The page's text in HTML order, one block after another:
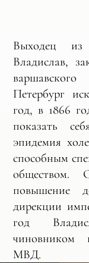
Выходец из
Владислав,
Петербург
год, в 1866
показать
эпидемия
способным
обществом.
повышение
дирекции
год
чиновником
МВД.